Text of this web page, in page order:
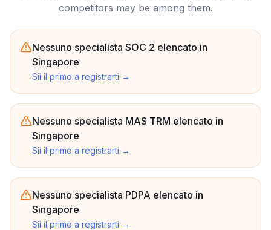
competitors may be among them.
Nessuno specialista SOC 2 elencato in
Singapore
Sii il primo a registrarti →
Nessuno specialista MAS TRM elencato in
Singapore
Sii il primo a registrarti →
Nessuno specialista PDPA elencato in
Singapore
Sii il primo a registrarti →